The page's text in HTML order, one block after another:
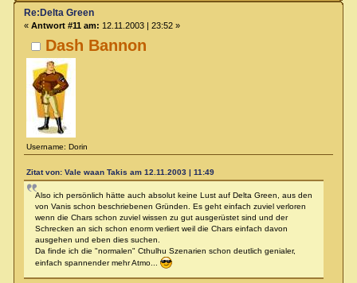
Dash Bannon
Username: Dorin
Re:Delta Green
« Antwort #11 am: 12.11.2003 | 23:52 »
Zitat von: Vale waan Takis am 12.11.2003 | 11:49
Also ich persönlich hätte auch absolut keine Lust auf Delta Green, aus den
von Vanis schon beschriebenen Gründen. Es geht einfach zuviel verloren
wenn die Chars schon zuviel wissen zu gut ausgerüstet sind und der
Schrecken an sich schon enorm verliert weil die Chars einfach davon
ausgehen und eben dies suchen.
Da finde ich die "normalen" Cthulhu Szenarien schon deutlich genialer,
einfach spannender mehr Atmo...